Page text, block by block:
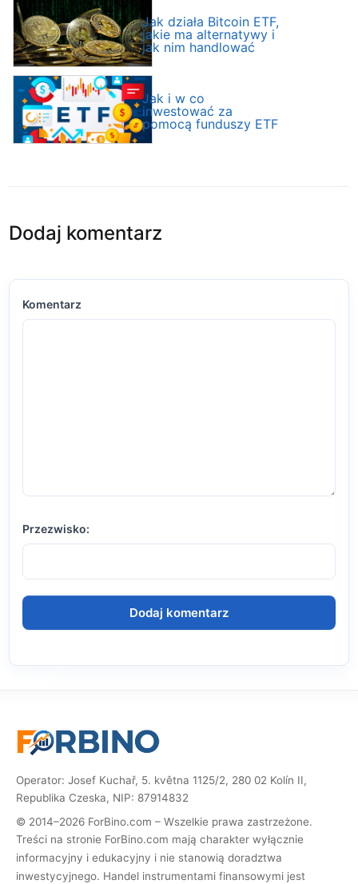
Jak działa Bitcoin ETF,
jakie ma alternatywy i
jak nim handlować
Jak i w co
inwestować za
pomocą funduszy ETF
Dodaj komentarz
Komentarz
Przezwisko:
Operator: Josef Kuchař, 5. května 1125/2, 280 02 Kolín II,
Republika Czeska, NIP: 87914832
© 2014–2026 ForBino.com – Wszelkie prawa zastrzeżone.
Treści na stronie ForBino.com mają charakter wyłącznie
informacyjny i edukacyjny i nie stanowią doradztwa
inwestycyjnego. Handel instrumentami finansowymi jest